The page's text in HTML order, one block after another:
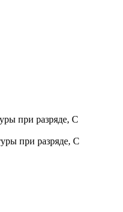
при разряде, С
при разряде, С